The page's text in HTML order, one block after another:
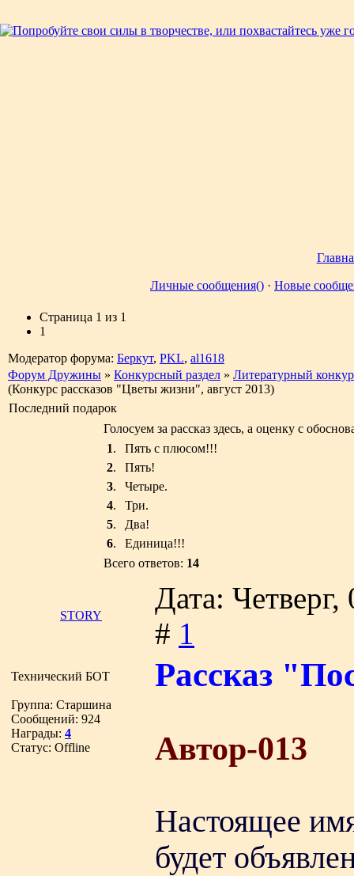
Личные сообщения() · Новые
Страница 1 из 1
1
Модератор форума: Беркут, PKL, al1618
Форум Дружины » Конкурсный раздел » Литературный
(Конкурс рассказов "Цветы жизни", август 2013)
Последний подарок
Голосуем за рассказ здесь, а оценку с
1.
Пять с плюсом!!!
2.
Пять!
3.
Четыре.
4.
Три.
5.
Два!
6.
Единица!!!
Всего ответов: 14
STORY
Дата:
# 1
Технический БОТ
Группа: Старшина
Сообщений: 924
Награды: 4
Статус: Offline
Рассказ
Автор-013
Настоящее
будет